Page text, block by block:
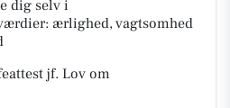
dig selv i
ærlighed, vagtsomhed
jf. Lov om